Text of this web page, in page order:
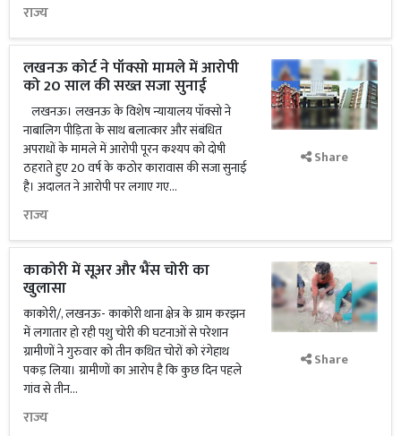
राज्य
लखनऊ कोर्ट ने पॉक्सो मामले में आरोपी
को 20 साल की सख्त सजा सुनाई
लखनऊ। लखनऊ के विशेष न्यायालय पॉक्सो ने
नाबालिग पीड़िता के साथ बलात्कार और संबंधित
अपराधों के मामले में आरोपी पूरन कश्यप को दोषी
ठहराते हुए 20 वर्ष के कठोर कारावास की सजा सुनाई
है। अदालत ने आरोपी पर लगाए गए...
राज्य
Share
काकोरी में सूअर और भैंस चोरी का
खुलासा
काकोरी/, लखनऊ- काकोरी थाना क्षेत्र के ग्राम करझन
में लगातार हो रही पशु चोरी की घटनाओं से परेशान
ग्रामीणों ने गुरुवार को तीन कथित चोरों को रंगेहाथ
पकड़ लिया। ग्रामीणों का आरोप है कि कुछ दिन पहले
गांव से तीन...
राज्य
Share